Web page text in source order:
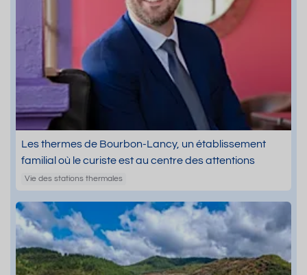
Les thermes de Bourbon-Lancy, un établissement
familial où le curiste est au centre des attentions
Vie des stations thermales